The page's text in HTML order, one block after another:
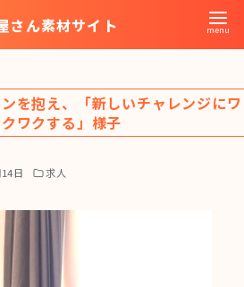
さん素材サイト
を抱え、「新しいチャレンジにワ
クワクする」様子
日 求人